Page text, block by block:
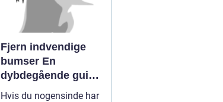
Fjern indvendige
bumser En
dybdegående guide
til smuk hud
Hvis du nogensinde har